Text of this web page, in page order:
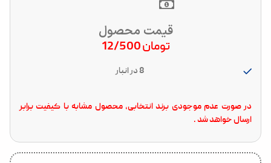
قیمت محصول
تومان
8 در انبار
در صورت عدم موجودی برند انتخابی، محصول مشابه با کیفیت برابر
ارسال خواهد شد .